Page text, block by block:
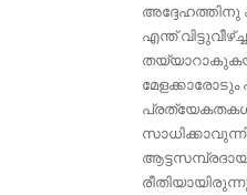
അദ്ദേഹത്തിനു
എന്ത്
മേളക്കാരോടും
പ്രത്യേകതകൾ